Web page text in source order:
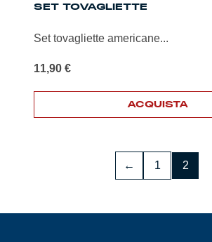
SET TOVAGLIETTE
Set tovagliette americane...
11,90 €
ACQUISTA
← 1 2